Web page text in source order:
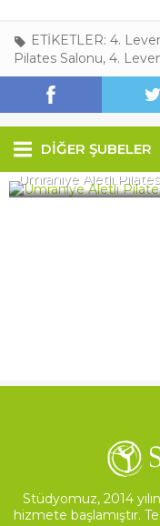
ETİKETLER: 4.
Pilates Salonu, 4.
DİĞER ŞUBELER
Ümraniye Aletli Pilates
Stüdyomuz, 2014
hizmete başlamıştır.